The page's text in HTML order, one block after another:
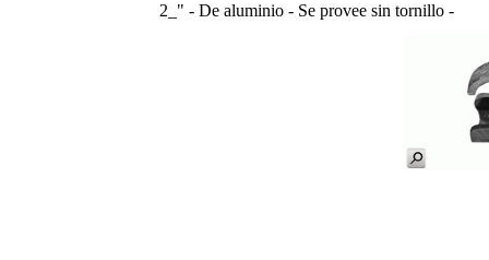
2_" - De aluminio - Se provee sin tornillo -